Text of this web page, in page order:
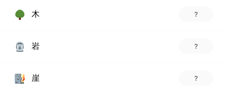
木 ?
岩 ?
崖 ?